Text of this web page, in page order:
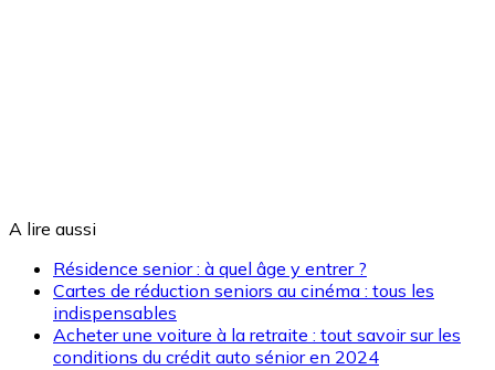
A lire aussi
Résidence senior : à quel âge y entrer ?
Cartes de réduction seniors au cinéma : tous les
indispensables
Acheter une voiture à la retraite : tout savoir sur les
conditions du crédit auto sénior en 2024